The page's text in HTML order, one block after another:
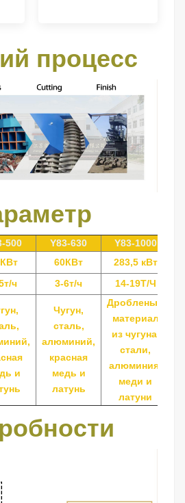
процесс
500 Y83-630 Y83-1000
60КВт 283,5 кВт
ч 3-6т/ч 14-19Т/Ч
и
Чугун,
сталь,
алюминий,
красная
медь и
латунь
Дробленый
материал
из чугуна,
стали,
алюминия,
меди и
латуни